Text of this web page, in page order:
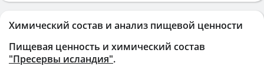
Химический состав и анализ пищевой ценности
Пищевая ценность и химический состав
"Пресервы исландия".